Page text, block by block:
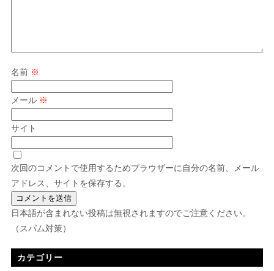
名前 ※
メール ※
サイト
次回のコメントで使用するためブラウザーに自分の名前、メール
アドレス、サイトを保存する。
日本語が含まれない投稿は無視されますのでご注意ください。
（スパム対策）
カテゴリー